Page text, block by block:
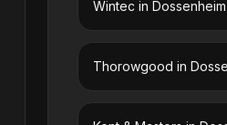
Wintec in Dossenheim
Thorowgood in